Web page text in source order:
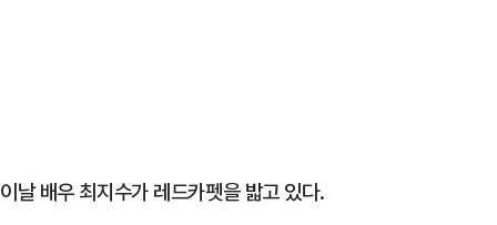
이날 배우 최지수가 레드카펫을 밟고 있다.